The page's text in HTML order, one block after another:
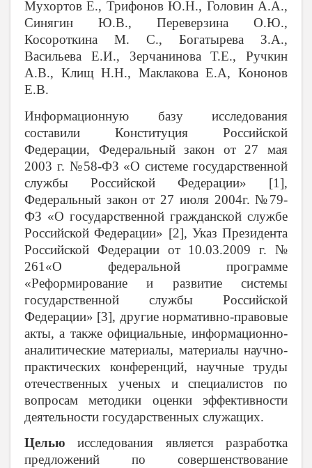
Мухортов Е., Трифонов Ю.Н., Головин А.А.,
Синягин Ю.В., Переверзина О.Ю.,
Косороткина М. С., Богатырева З.А.,
Васильева Е.И., Зерчанинова Т.Е., Ручкин
А.В., Клищ Н.Н., Маклакова Е.А, Кононов
Е.В.
Информационную базу исследования
составили Конституция Российской
Федерации, Федеральный закон от 27 мая
2003 г. №58-ФЗ «О системе государственной
службы Российской Федерации» [1],
Федеральный закон от 27 июля 2004г. №79-
ФЗ «О государственной гражданской службе
Российской Федерации» [2], Указ Президента
Российской Федерации от 10.03.2009 г. №
261«О федеральной программе
«Реформирование и развитие системы
государственной службы Российской
Федерации» [3], другие нормативно-правовые
акты, а также официальные, информационно-
аналитические материалы, материалы научно-
практических конференций, научные труды
отечественных ученых и специалистов по
вопросам методики оценки эффективности
деятельности государственных служащих.
Цельюисследования является разработка
предложений по совершенствование